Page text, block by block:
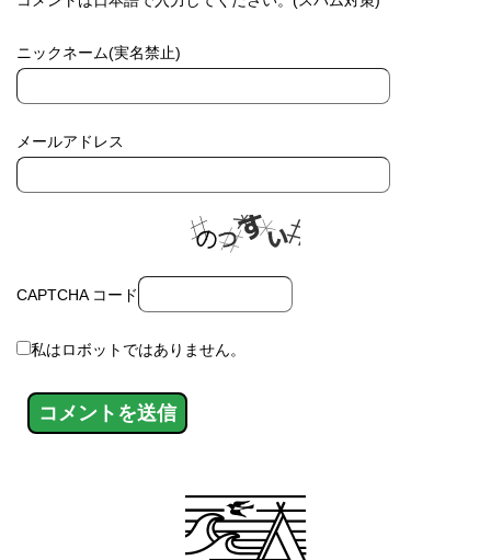
ニックネーム(実名禁止)
メールアドレス
CAPTCHA コード
私はロボットではありません。